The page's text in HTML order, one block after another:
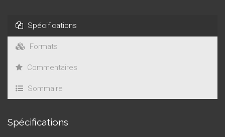
Spécifications
Formats
Commentaires
Sommaire
Spécifications